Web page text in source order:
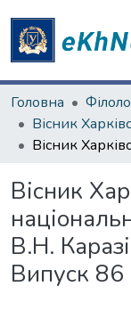
Головна
Вісник
В.Н.
Випуск 86